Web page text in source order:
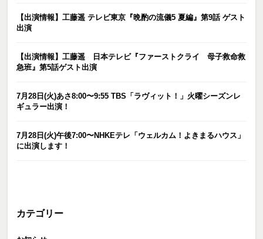
【出演情報】工藤遥 テレビ東京『晩酌の流儀5 夏編』第9話 ゲスト
出演
【出演情報】工藤遥 日本テレビ『ファーストクライ 母子救命救
急班』第5話ゲスト出演
7月28日(火)あさ8:00〜9:55 TBS「ラヴィット！」火曜シーズンレ
ギュラー出演！
7月28日(火)午後7:00〜NHKEテレ「ウェルカム！よきまるハウス」
に出演します！
カテゴリー